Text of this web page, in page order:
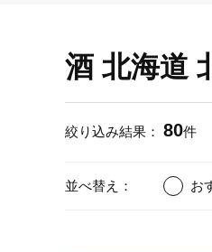
酒 北海道
絞り込み結果： 80件
並べ替え： お